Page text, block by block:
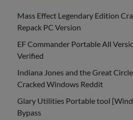
Mass Effect Legendary Edition
Repack PC Version
EF Commander Portable All
Verified
Indiana Jones and the Great
Cracked Windows Reddit
Glary Utilities Portable tool
Bypass